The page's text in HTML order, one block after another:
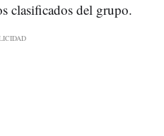
clasificados del grupo.